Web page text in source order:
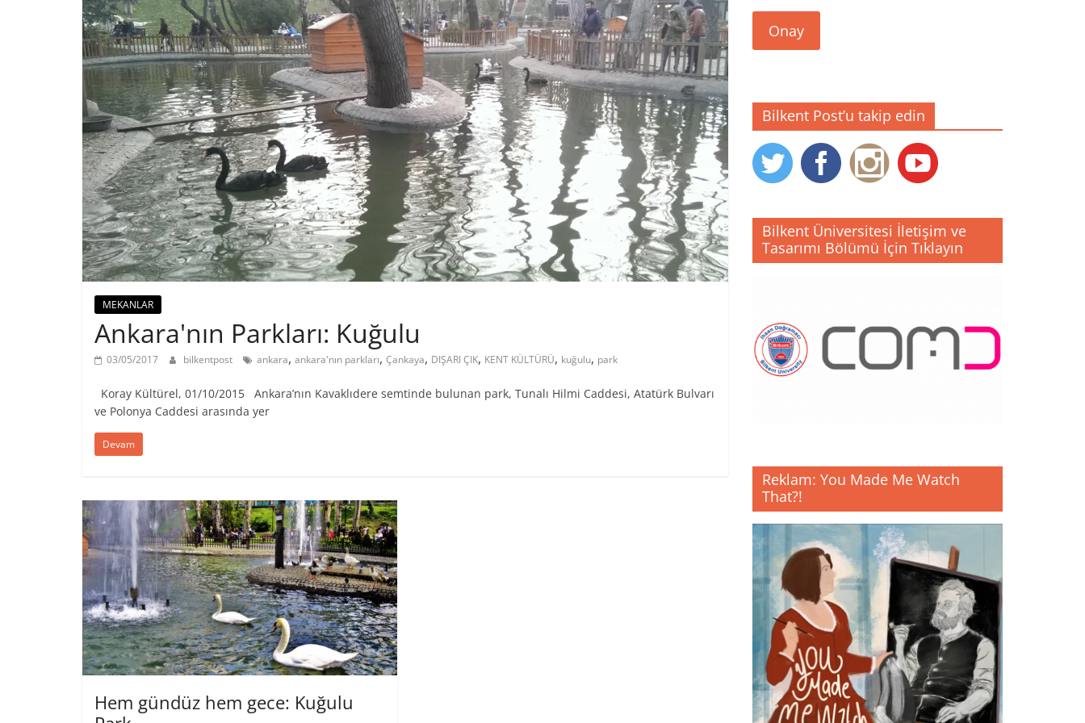
MEKANLAR
Ankara'nın Parkları: Kuğulu
03/05/2017 bilkentpost ankara, ankara'nın parkları, Çankaya, DIŞARI ÇIK, KENT KÜLTÜRÜ, kuğulu, park
Koray Kültürel, 01/10/2015 Ankara’nın Kavaklıdere semtinde bulunan park, Tunalı Hilmi Caddesi, Atatürk Bulvarı
ve Polonya Caddesi arasında yer
Devam
Hem gündüz hem gece: Kuğulu
Onay
Bilkent Post’u takip edin
Bilkent Üniversitesi İletişim ve
Tasarımı Bölümü İçin Tıklayın
Reklam: You Made Me Watch
That?!